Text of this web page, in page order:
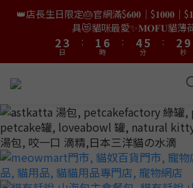
👑店長生日限量喵喵劵🎂買滿$𝟑𝟔𝟖即減
【𝐇𝐀𝐏𝐏𝐘𝐁𝐈𝐑𝐓𝐇𝐃𝐀𝐘】即可！部
4
2
1
5
3
2
日
:
3
2
1
0
8
7
6
5
1
0
時
:
6
5
4
3
7
6
5
4
0
分
:
4
3
2
1
9
8
7
6
5
3
2
0
秒
01
4
3
2
1
2
1
0
3
2
1
0
0 6
5
4
3
1
👑店長生日限定🎂官網滿$𝟔𝟎𝟎｜$𝟏𝟎𝟎𝟎｜
具😻貓咪最愛✨𝐌𝐎𝐅𝐔貓薄
4
2
1
5
3
2
日
:
3
2
1
0
8
7
6
5
1
0
時
:
6
5
4
3
7
6
5
4
0
分
:
4
3
2
1
9
8
7
6
5
3
2
0
秒
✨獨家優惠✨限時第𝟐件半價🔥🇳🇿紐西蘭
😻𝟗𝟎%鮮肉內臟🌟𝟏𝟎𝟎%無
8
6
5
2
1
0
9
7
6
3
2
1
0
日
7
6
5
4
1
0
9
5
4
3
2
1
時
9
8
7
3
2
1
0
9
8
5
4
3
2
1
0
分
8
7
6
5
2
1
0
9
8
7
6
5
4
3
秒
👑店長生日限量喵喵劵🎂買滿$𝟑𝟔𝟖即減
【𝐇𝐀𝐏𝐏𝐘𝐁𝐈𝐑𝐓𝐇𝐃𝐀𝐘】即可！
9
6
5
4
3
2
1
7
6
5
4
3
2
日
:
9
8
5
4
3
2
1
0
9
8
7
6
5
時
:
8
7
6
5
4
3
9
8
7
6
5
4
分
:
9
6
5
4
3
2
1
9
7
秒